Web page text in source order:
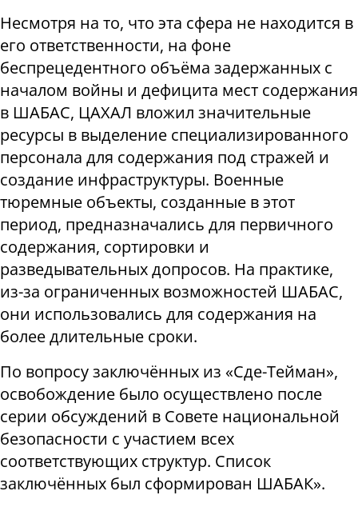
Несмотря на то, что эта сфера не находится в
его ответственности, на фоне
беспрецедентного объёма задержанных с
началом войны и дефицита мест содержания
в ШАБАС, ЦАХАЛ вложил значительные
ресурсы в выделение специализированного
персонала для содержания под стражей и
создание инфраструктуры. Военные
тюремные объекты, созданные в этот
период, предназначались для первичного
содержания, сортировки и
разведывательных допросов. На практике,
из-за ограниченных возможностей ШАБАС,
они использовались для содержания на
более длительные сроки.
По вопросу заключённых из «Сде-Тейман»,
освобождение было осуществлено после
серии обсуждений в Совете национальной
безопасности с участием всех
соответствующих структур. Список
заключённых был сформирован ШАБАК».